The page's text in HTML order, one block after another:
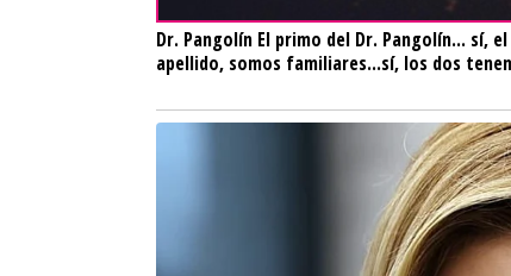
Dr. Pangolín El primo del Dr. Pangolín... sí,
apellido, somos familiares...sí, los dos